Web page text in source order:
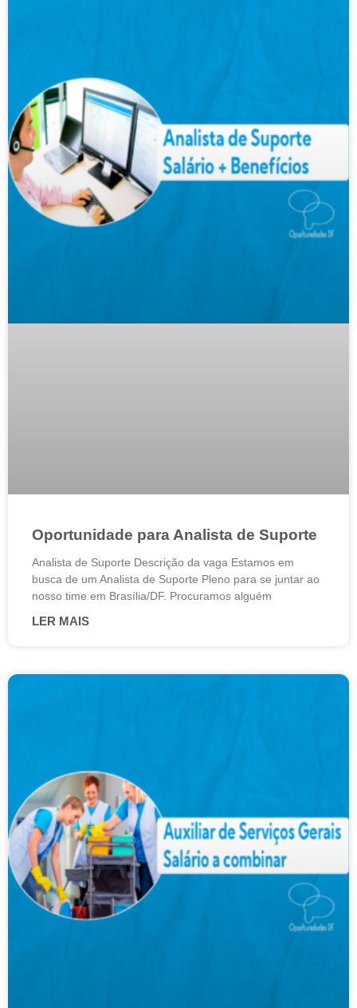
Oportunidade para Analista de Suporte
Analista de Suporte Descrição da vaga Estamos em
busca de um Analista de Suporte Pleno para se juntar ao
nosso time em Brasília/DF. Procuramos alguém
LER MAIS